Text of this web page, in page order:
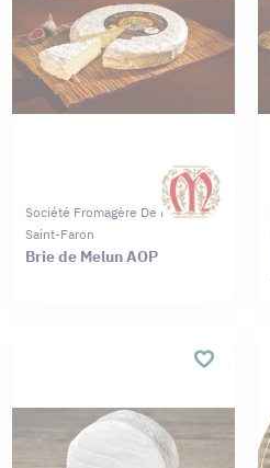
Société Fromagère De Meaux
Saint-Faron
Brie de Melun AOP